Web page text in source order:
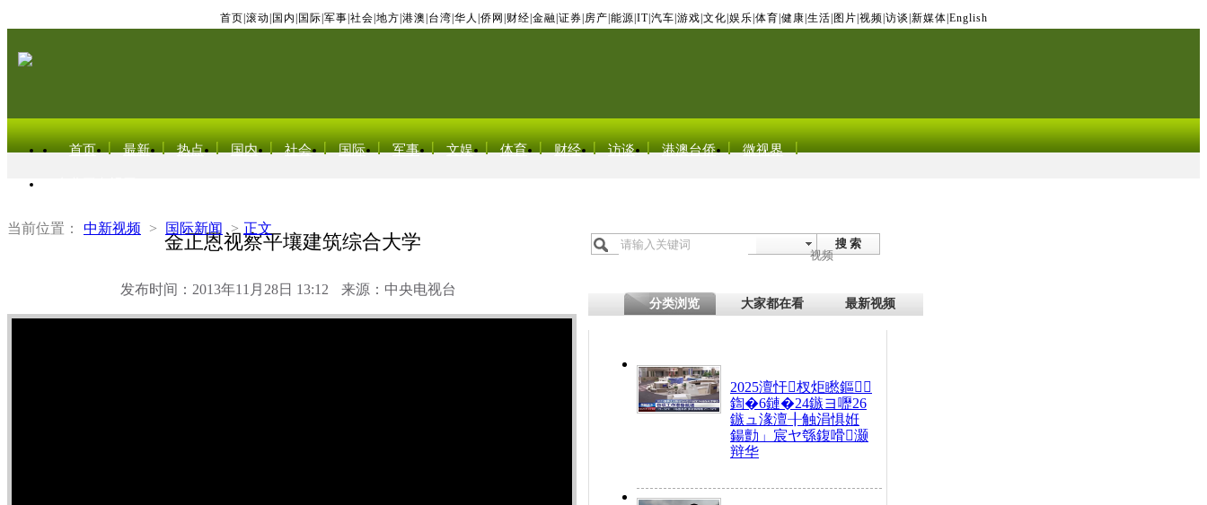
首页 滚动 国内 国际 军事 社会 地方 港澳 台湾 华人 侨网 财经 金融 证券 房产 能源 IT| 汽车 游戏 文化 娱乐 体育 健康 生活 图片 视频 访谈 新媒体 English
首页 最新 热点 国内 社会 国际 军事 文娱 体育 财经 访谈 港澳台侨 微视界
当前位置： 中新视频 > 国际新闻 > 正文
金正恩视察平壤建筑综合大学
发布时间：2013年11月28日 13:12 来源：中央电视台
搜 索
视频
分类浏览 大家都在看 最新视频
2025澶忓杈炬矁鏂
鍧�6鏈�24鏃ヨ嚦26
鏃ュ湪澶╂触涓惧姙
鍚勯」宸ヤ綔鍑嗗灏
辩华